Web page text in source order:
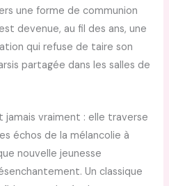
une forme de communion
devenue, au fil des ans, une
qui refuse de taire son
partagée dans les salles de
vraiment : elle traverse
échos de la mélancolie à
nouvelle jeunesse
Un classique